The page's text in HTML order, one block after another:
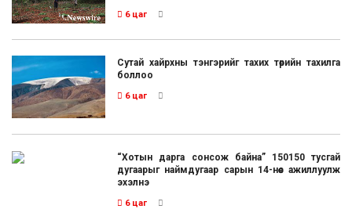
6 цаг
Сутай хайрхны тэнгэрийг тахих төрийн тахилга
боллоо
6 цаг
“Хотын дарга сонсож байна” 150150 тусгай
дугаарыг наймдугаар сарын 14-нөөс ажиллуулж
эхэлнэ
6 цаг